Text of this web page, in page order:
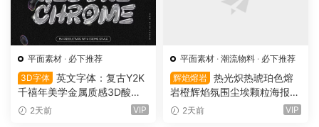
平面素材 · 必下推荐
3D字体 英文字体：复古Y2K
千禧年美学金属质感3D酸性
镀铬文字LOGO标题封面海报
2天前 VIP
平面素材 · 潮流物料 · 必下推荐
辉焰熔岩 热光炽热琥珀色熔
岩橙辉焰氛围尘埃颗粒海报封
面设计PSD特效样机 Glow Inf
2天前 VIP